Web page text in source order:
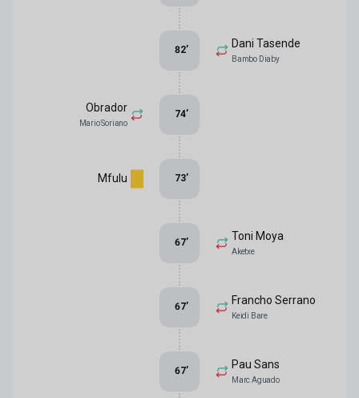
Dani Tasende
Bambo Diaby
82’
Obrador
Mario Soriano
74’
Mfulu 73’
Toni Moya
Aketxe
67’
Francho Serrano
Keidi Bare
67’
Pau Sans
Marc Aguado
67’